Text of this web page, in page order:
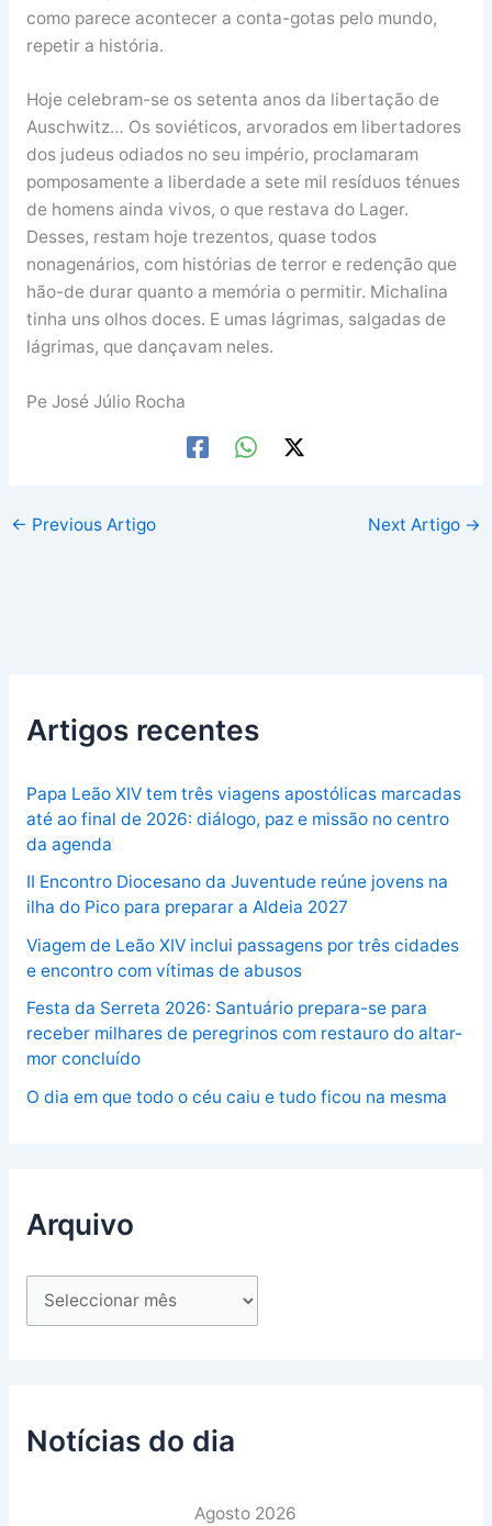
como parece acontecer a conta-gotas pelo mundo,
repetir a história.
Hoje celebram-se os setenta anos da libertação de
Auschwitz… Os soviéticos, arvorados em libertadores
dos judeus odiados no seu império, proclamaram
pomposamente a liberdade a sete mil resíduos ténues
de homens ainda vivos, o que restava do Lager.
Desses, restam hoje trezentos, quase todos
nonagenários, com histórias de terror e redenção que
hão-de durar quanto a memória o permitir. Michalina
tinha uns olhos doces. E umas lágrimas, salgadas de
lágrimas, que dançavam neles.
Pe José Júlio Rocha
← Previous Artigo Next Artigo →
Artigos recentes
Papa Leão XIV tem três viagens apostólicas marcadas
até ao final de 2026: diálogo, paz e missão no centro
da agenda
II Encontro Diocesano da Juventude reúne jovens na
ilha do Pico para preparar a Aldeia 2027
Viagem de Leão XIV inclui passagens por três cidades
e encontro com vítimas de abusos
Festa da Serreta 2026: Santuário prepara-se para
receber milhares de peregrinos com restauro do altar-
mor concluído
O dia em que todo o céu caiu e tudo ficou na mesma
Arquivo
Notícias do dia
Agosto 2026